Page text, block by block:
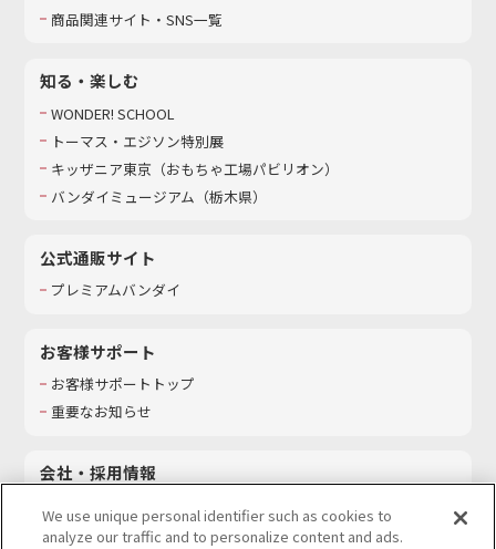
商品関連サイト・SNS一覧
知る・楽しむ
WONDER! SCHOOL
トーマス・エジソン特別展
キッザニア東京（おもちゃ工場パビリオン）​
バンダイミュージアム（栃木県）
公式通販サイト
プレミアムバンダイ
お客様サポート
お客様サポートトップ
重要なお知らせ
会社・採用情報
採用情報
We use unique personal identifier such as cookies to
analyze our traffic and to personalize content and ads.